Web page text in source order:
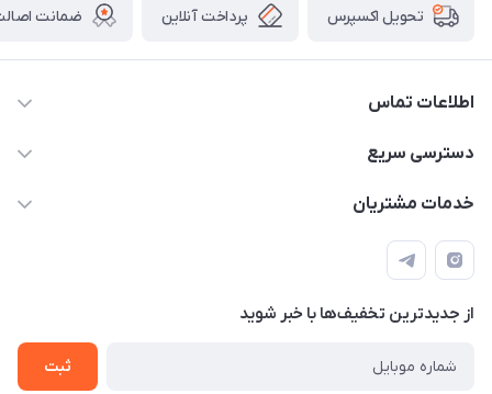
تحویل اکسپرس پرداخت آنلاین ضمانت
اطلاعات تماس
2424 3672 - 021
دسترسی سریع
لیست محصولات
راهنما
خدمات مشتریان
پرداخت الکترونیکی امن
رویه ارسال کالا
حریم خصوصی
تماس با ما
از جدید‌ترین تخفیف‌ها با‌ خبر شوید
ثبت